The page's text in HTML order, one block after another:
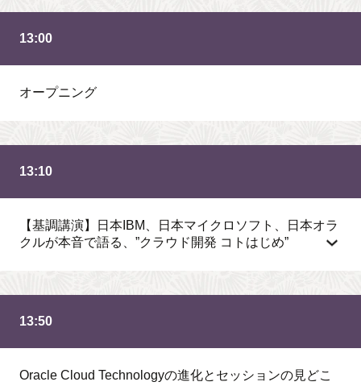
13:00
オープニング
13:10
【基調講演】日本IBM、日本マイクロソフト、日本オラ
クルが本音で語る、”クラウド開発 コトはじめ”
13:50
Oracle Cloud Technologyの進化とセッションの見どこ